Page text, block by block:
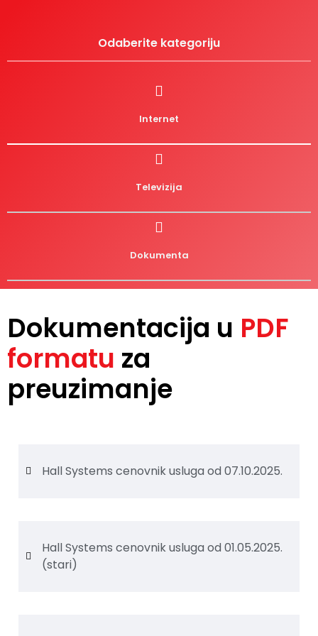
Odaberite kategoriju
Internet
Televizija
Dokumenta
Dokumentacija u PDF
formatu za
preuzimanje
Hall Systems cenovnik usluga od 07.10.2025.
Hall Systems cenovnik usluga od 01.05.2025.
(stari)